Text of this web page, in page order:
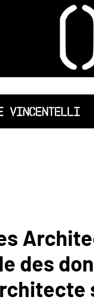
VINCENTELLI
des